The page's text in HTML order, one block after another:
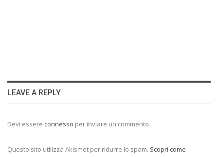
LEAVE A REPLY
Devi essere connesso per inviare un commento.
Questo sito utilizza Akismet per ridurre lo spam. Scopri come